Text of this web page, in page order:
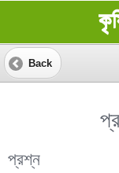
Back
প্রশ্ন